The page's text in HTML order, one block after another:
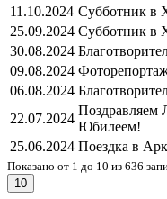
11.10.2024 Субботник в
25.09.2024 Субботник в
30.08.2024
09.08.2024
06.08.2024
22.07.2024
Поздравляем
Юбилеем!
25.06.2024 Поездка в
Показано от 1 до 10 из 636
10